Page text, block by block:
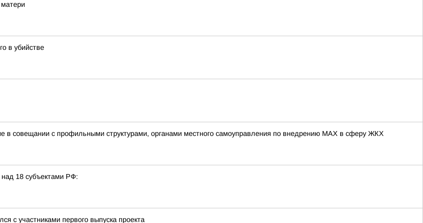
в убийстве
в совещании с профильными структурами, органами местного самоуправления по внедрению МАХ в сферу ЖКХ
18 субъектами РФ:
с участниками первого выпуска проекта